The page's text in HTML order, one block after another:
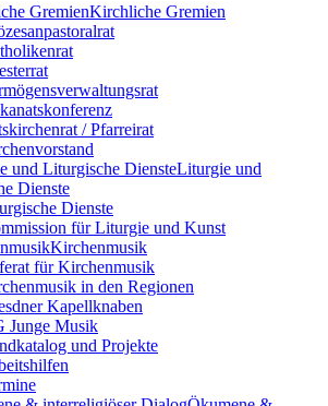
Kirchliche Gremien
/ Pfarreirat
Liturgie und
Dienste
Dienste
für Liturgie und Kunst
Kirchenmusik
für Kirchenmusik
in den Regionen
Kapellknaben
Junge Musik
und Projekte